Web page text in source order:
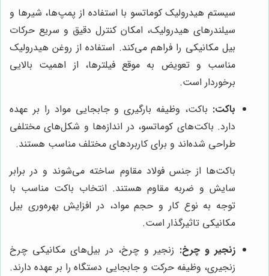
سیستم هیدرولیک کوماتسو با استفاده از پمپ‌ها، شیرها و
سیلندرهای هیدرولیک، امکان کنترل دقیق و سریع حرکات
بیل مکانیکی را فراهم می‌کند. استفاده از روغن هیدرولیک
مناسب و تعویض به موقع فیلترها، از اهمیت بالایی
برخوردار است.
باکت: باکت، وظیفه بارگیری و جابجایی مواد را بر عهده
دارد. باکت‌های کوماتسو، در اندازه‌ها و شکل‌های مختلفی
طراحی شده‌اند و برای کاربردهای مختلف مناسب هستند.
باکت‌ها از جنس فولاد مقاوم ساخته می‌شوند و در برابر
سایش و ضربه مقاوم هستند. انتخاب باکت مناسب با
توجه به نوع کار و حجم مواد، در افزایش بهره‌وری بیل
مکانیکی تاثیرگذار است.
زنجیر و چرخ: زنجیر و چرخ، در بیل‌های مکانیکی چرخ
زنجیری، وظیفه حرکت و جابجایی دستگاه را بر عهده دارند.